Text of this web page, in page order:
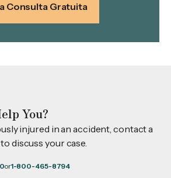
Consulta Gratuita
You?
injured in an accident, contact a
discuss your case.
or1-800-465-8794